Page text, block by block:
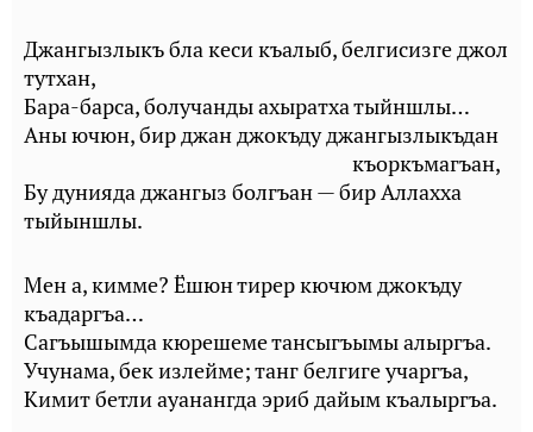
Джангызлыкъ бла кеси къалыб, белгисизге джол
тутхан,
Бара-барса, болучанды ахыратха тыйншлы…
Аны ючюн, бир джан джокъду джангызлыкъдан
къоркъмагъан,
Бу дунияда джангыз болгъан — бир Аллахха
тыйыншлы.
Мен а, кимме? Ёшюн тирер кючюм джокъду
къадаргъа…
Сагъышымда кюрешеме тансыгъымы алыргъа.
Учунама, бек излейме; танг белгиге учаргъа,
Кимит бетли ауанангда эриб дайым къалыргъа.